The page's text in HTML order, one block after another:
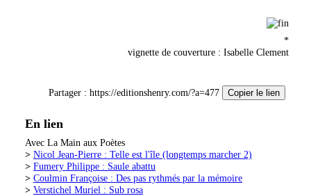
groseilles et des alouettes
collection Les Écrits du Nord - Prix des Trouvères
2017 Grand Prix de Poésie de la Ville du Touquet
Dans tout cela un charme qui insiste et qui dure,
auquel je suis singulièrement sensible. " Il y a
toujours un château adossé à l'enfance ",...
Prix : 10.00 €
*
vignette de couverture : Isabelle Clement
Partager : https://editionshenry.com/?a=477 Copier le lien
En lien
Avec La Main aux Poètes
> Nicol Jean-Pierre : Telle est l'île (longtemps marcher 2)
> Fumery Philippe : Saule abattu
> Coulmin Françoise : Des pas rythmés par la mémoire
> Verstichel Muriel : Sub rosa